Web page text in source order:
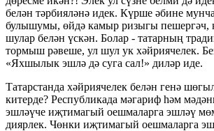
белән тәрбияләнә идек. Күрше әбине
булышумы, өйдә камыр ризыгы пешергәч,
шулар белән үскән. Болар - татарның
тормыш рәвеше, ул шул ук хәйриячелек.
«Яхшылык эшлә дә суга сал!» диләр иде.
Татарстанда хәйриячелек белән генә
китерде? Республикада мәгариф һәм
эшләүче иҗтимагый оешмаларга эшләү
диярлек. Чөнки иҗтимагый оешмаларга